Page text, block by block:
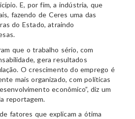
E, por fim, a indústria, que
fazendo de Ceres uma das
do Estado, atraindo
que o trabalho sério, com
gera resultados
O crescimento do emprego é
mais organizado, com políticas
econômico”, diz um
reportagem.
fatores que explicam a ótima